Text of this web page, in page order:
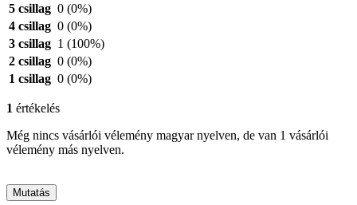
5 csillag 0 (0%)
4 csillag 0 (0%)
3 csillag 1 (100%)
2 csillag 0 (0%)
1 csillag 0 (0%)
1 értékelés
Még nincs vásárlói vélemény magyar nyelven, de van 1 vásárlói
vélemény más nyelven.
Mutatás